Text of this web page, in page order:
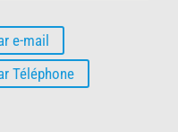
e-mail
Téléphone